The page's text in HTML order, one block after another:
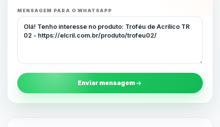
MENSAGEM PARA O WHATSAPP
Enviar mensagem